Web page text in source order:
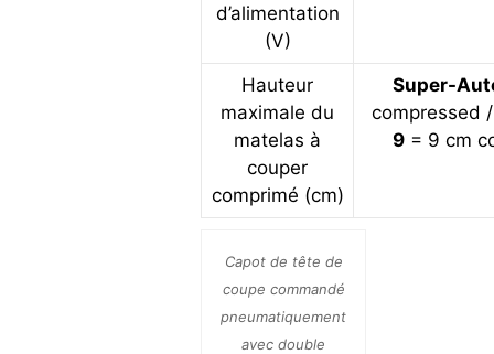
d’alimentation
(V)
Hauteur
maximale du
matelas à
couper
comprimé (cm)
Super-
compressed
9= 9 cm
Capot de tête de
coupe commandé
pneumatiquement
avec double